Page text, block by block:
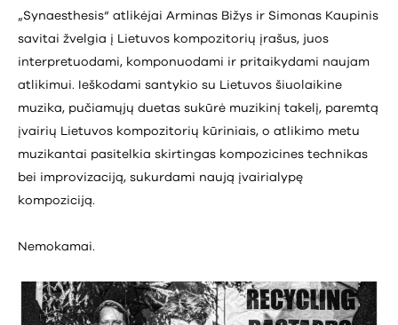
„Synaesthesis“ atlikėjai Arminas Bižys ir Simonas Kaupinis
savitai žvelgia į Lietuvos kompozitorių įrašus, juos
interpretuodami, komponuodami ir pritaikydami naujam
atlikimui. Ieškodami santykio su Lietuvos šiuolaikine
muzika, pučiamųjų duetas sukūrė muzikinį takelį, paremtą
įvairių Lietuvos kompozitorių kūriniais, o atlikimo metu
muzikantai pasitelkia skirtingas kompozicines technikas
bei improvizaciją, sukurdami naują įvairialypę
kompoziciją.
Nemokamai.